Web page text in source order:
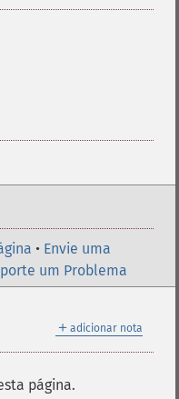
• Envie uma
um Problema
＋ adicionar nota
página.